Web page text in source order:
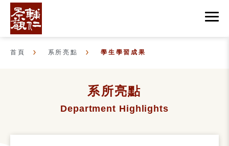
首頁 系所亮點 學生學習成果
系所亮點
Department Highlights